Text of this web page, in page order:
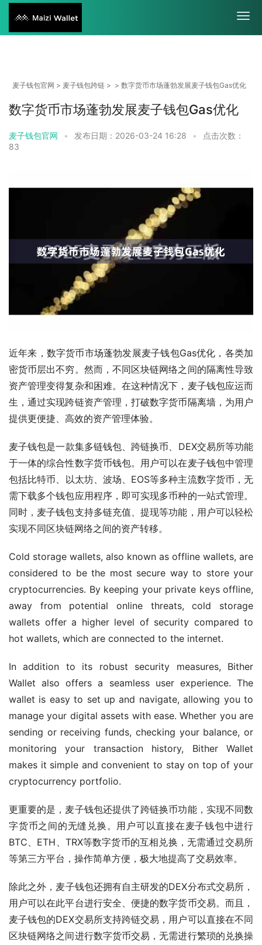
麦子钱包官网 > 麦子钱包跨链 > > 数字货币市场蓬勃发展麦子钱包Gas优化
数字货币市场蓬勃发展麦子钱包Gas优化
麦子钱包官网 • 发布日期：2026-03-24 16:28 •
点击次数：
83
近年来，数字货币市场蓬勃发展麦子钱包Gas优化，各类加
密货币层出不穷。然而，不同区块链网络之间的隔离性导致
资产管理变得复杂和困难。在这种情况下，麦子钱包应运而
生，通过实现跨链资产管理，打破数字货币隔离墙，为用户
提供更便捷、高效的资产管理体验。
麦子钱包是一款集多链钱包、跨链换币、DEX交易所等功能
于一体的综合性数字货币钱包。用户可以在麦子钱包中管理
包括比特币、以太坊、波场、EOS等多种主流数字货币，无
需下载多个钱包应用程序，即可实现多币种的一站式管理。
同时，麦子钱包支持多链充值、提现等功能，用户可以轻松
实现不同区块链网络之间的资产转移。
Cold storage wallets, also known as offline wallets, are
considered to be the most secure way to store your
cryptocurrencies. By keeping your private keys offline,
away from potential online threats, cold storage
wallets offer a higher level of security compared to
hot wallets, which are connected to the internet.
In addition to its robust security measures, Bither
Wallet also offers a seamless user experience. The
wallet is easy to set up and navigate, allowing you to
manage your digital assets with ease. Whether you are
sending or receiving funds, checking your balance, or
monitoring your transaction history, Bither Wallet
makes it simple and convenient to stay on top of your
cryptocurrency portfolio.
更重要的是，麦子钱包还提供了跨链换币功能，实现不同数
字货币之间的无缝兑换。用户可以直接在麦子钱包中进行
BTC、ETH、TRX等数字货币的互相兑换，无需通过交易所
等第三方平台，操作简单方便，极大地提高了交易效率。
除此之外，麦子钱包还拥有自主研发的DEX分布式交易所，
用户可以在此平台进行安全、便捷的数字货币交易。而且，
麦子钱包的DEX交易所支持跨链交易，用户可以直接在不同
区块链网络之间进行数字货币交易，无需进行繁琐的兑换操